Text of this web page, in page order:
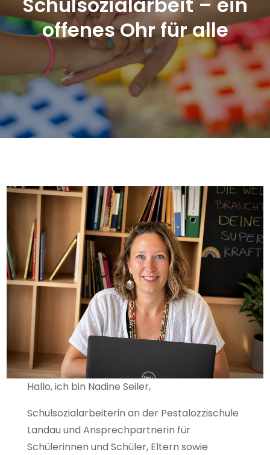
offenes Ohr für alle
Hallo, ich bin Nadine Seiler,
Schulsozialarbeiterin an der Pestalozzischule
Landau und Ansprechpartnerin für
Schülerinnen und Schüler, Eltern sowie